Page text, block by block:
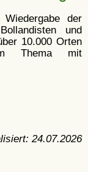
der
und
10.000 Orten
Thema mit
24.07.2026